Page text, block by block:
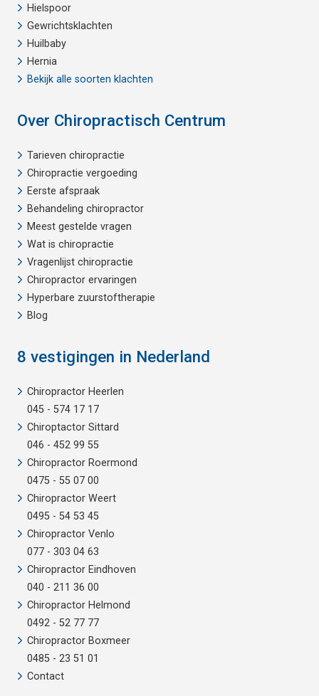
Hielspoor
Gewrichtsklachten
Huilbaby
Hernia
Bekijk alle soorten klachten
Over Chiropractisch Centrum
Tarieven chiropractie
Chiropractie vergoeding
Eerste afspraak
Behandeling chiropractor
Meest gestelde vragen
Wat is chiropractie
Vragenlijst chiropractie
Chiropractor ervaringen
Hyperbare zuurstoftherapie
Blog
8 vestigingen in Nederland
Chiropractor Heerlen
045 - 574 17 17
Chiroptactor Sittard
046 - 452 99 55
Chiropractor Roermond
0475 - 55 07 00
Chiropractor Weert
0495 - 54 53 45
Chiropractor Venlo
077 - 303 04 63
Chiropractor Eindhoven
040 - 211 36 00
Chiropractor Helmond
0492 - 52 77 77
Chiropractor Boxmeer
0485 - 23 51 01
Contact